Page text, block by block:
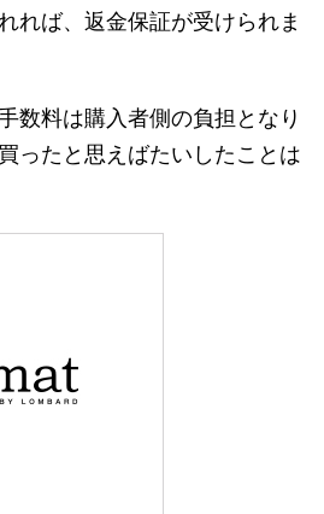
れば、返金保証が受けられま
数料は購入者側の負担となり
ったと思えばたいしたことは